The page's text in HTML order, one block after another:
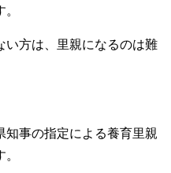
い方は、里親になるのは難
知事の指定による養育里親